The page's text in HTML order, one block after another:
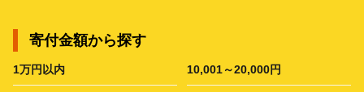
寄付金額から探す
1万円以内 10,001～20,000円